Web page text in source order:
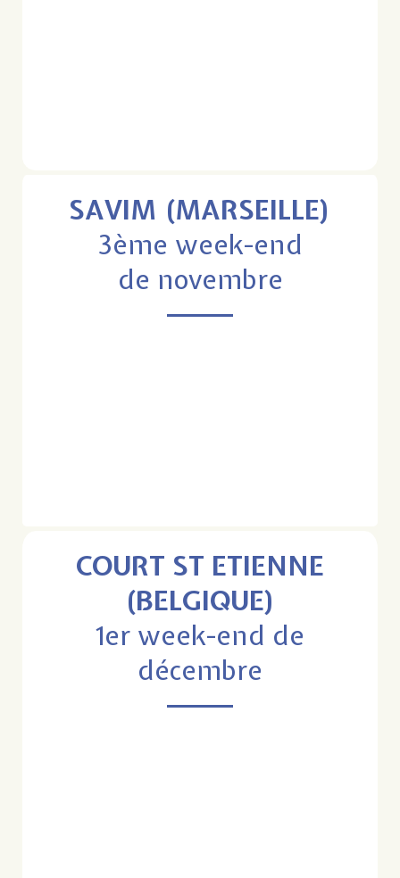
SAVIM (MARSEILLE)
3ème week-end
de novembre
COURT ST ETIENNE
(BELGIQUE)
1er week-end de
décembre